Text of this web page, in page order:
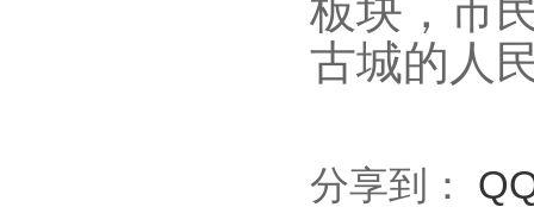
板块，市
古城的人
分享到：